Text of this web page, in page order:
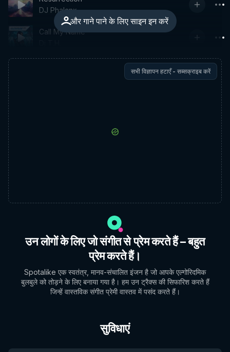
और गाने पाने के लिए साइन इन करें
DJ Phalanx
Call My Name
सभी विज्ञापन हटाएँ - सब्सक्राइब करें
उन लोगों के लिए जो संगीत से प्रेम करते हैं – बहुत
प्रेम करते हैं।
Spotalike एक स्वतंत्र, मानव-संचालित इंजन है जो आपके एल्गोरिदमिक
बुलबुले को तोड़ने के लिए बनाया गया है। हम उन ट्रैक्स की सिफारिश करते हैं
जिन्हें वास्तविक संगीत प्रेमी वास्तव में पसंद करते हैं।
सुविधाएं